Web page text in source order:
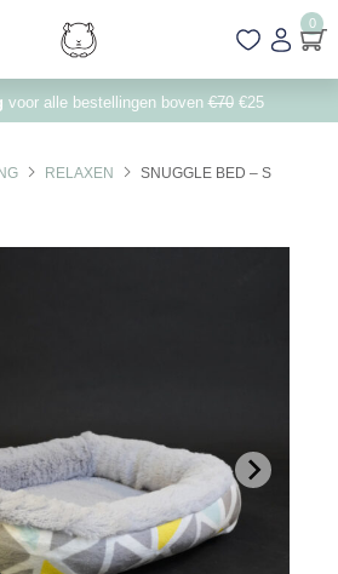
0
voor alle bestellingen boven€70€25
RELAXEN SNUGGLE BED – S